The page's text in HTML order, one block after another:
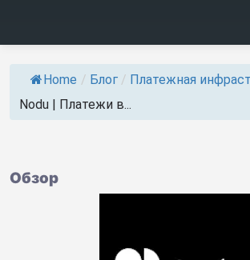
Home / Блог / Платежная
Nodu | Платежи в...
Обзор